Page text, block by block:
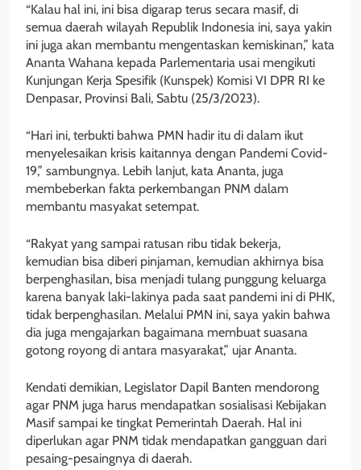
“Kalau hal ini, ini bisa digarap terus secara masif, di
semua daerah wilayah Republik Indonesia ini, saya yakin
ini juga akan membantu mengentaskan kemiskinan,” kata
Ananta Wahana kepada Parlementaria usai mengikuti
Kunjungan Kerja Spesifik (Kunspek) Komisi VI DPR RI ke
Denpasar, Provinsi Bali, Sabtu (25/3/2023).
“Hari ini, terbukti bahwa PMN hadir itu di dalam ikut
menyelesaikan krisis kaitannya dengan Pandemi Covid-
19,” sambungnya. Lebih lanjut, kata Ananta, juga
membeberkan fakta perkembangan PNM dalam
membantu masyakat setempat.
“Rakyat yang sampai ratusan ribu tidak bekerja,
kemudian bisa diberi pinjaman, kemudian akhirnya bisa
berpenghasilan, bisa menjadi tulang punggung keluarga
karena banyak laki-lakinya pada saat pandemi ini di PHK,
tidak berpenghasilan. Melalui PMN ini, saya yakin bahwa
dia juga mengajarkan bagaimana membuat suasana
gotong royong di antara masyarakat,” ujar Ananta.
Kendati demikian, Legislator Dapil Banten mendorong
agar PNM juga harus mendapatkan sosialisasi Kebijakan
Masif sampai ke tingkat Pemerintah Daerah. Hal ini
diperlukan agar PNM tidak mendapatkan gangguan dari
pesaing-pesaingnya di daerah.